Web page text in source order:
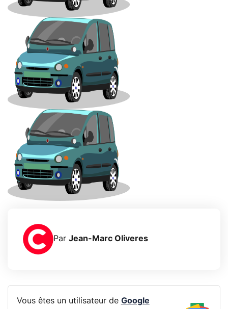
Par Jean-Marc Oliveres
Vous êtes un utilisateur de Google